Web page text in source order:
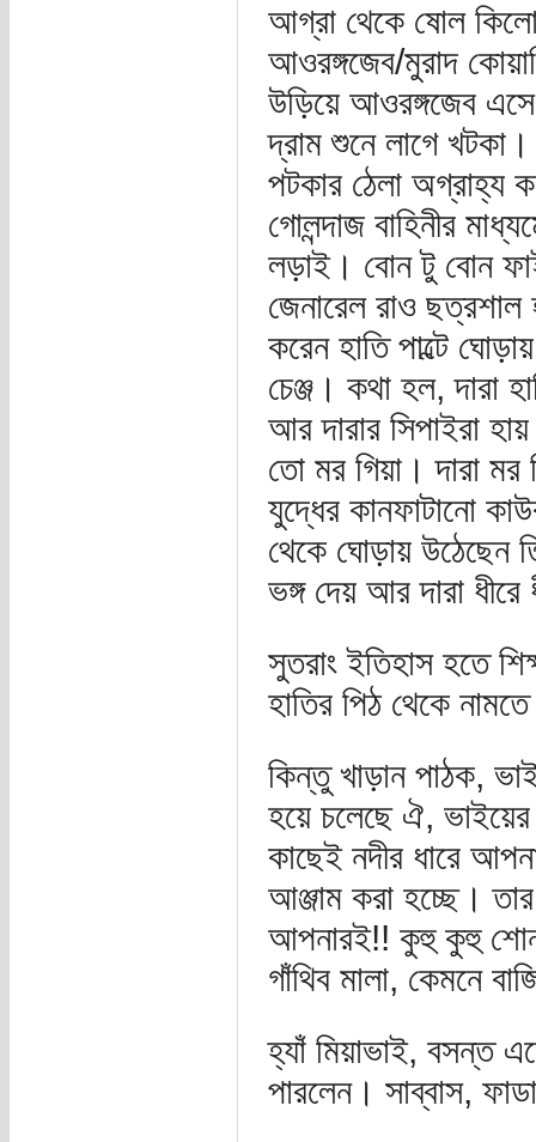
আগ্রা থেকে ষোল
আওরঙ্গজেব/মুরাদ
উড়িয়ে আওরঙ্গজেব
দ্রাম শুনে লাগে
পটকার ঠেলা অগ্রাহ্য
গোলন্দাজ বাহিনীর
লড়াই। বোন টু বোন
জেনারেল রাও ছত্রশাল
করেন হাতি পাল্টে
চেঞ্জ। কথা হল, দারা
আর দারার সিপাইরা
তো মর গিয়া। দারা মর
যুদ্ধের কানফাটানো
থেকে ঘোড়ায় উঠেছেন
ভঙ্গ দেয় আর দারা
সুতরাং ইতিহাস হতে
হাতির পিঠ থেকে
কিন্তু খাড়ান পাঠক,
হয়ে চলেছে ঐ,
কাছেই নদীর ধারে
আঞ্জাম করা হচ্ছে। তার
আপনারই!! কুহু কুহু
গাঁথিব মালা, কেমনে
হ্যাঁ মিয়াভাই, বসন্ত
পারলেন। সাব্বাস,